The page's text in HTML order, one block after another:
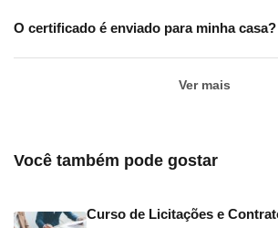
O certificado é enviado para minha casa?
Ver mais
Você também pode gostar
Curso de Licitações e